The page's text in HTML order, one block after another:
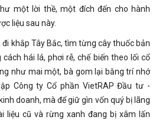
một lời thề, một đích đến cho hành
liệu sau này.
khắp Tây Bắc, tìm từng cây thuốc bản
hái lá, phơi rễ, chế biến theo lối cổ
như mai một, bà gom lại bằng trí nhớ
Công ty Cổ phần VietRAP Đầu tư -
doanh, mà để giữ gìn vốn quý bị lãng
liệu cũ và rừng xanh đang bị xâm lấn